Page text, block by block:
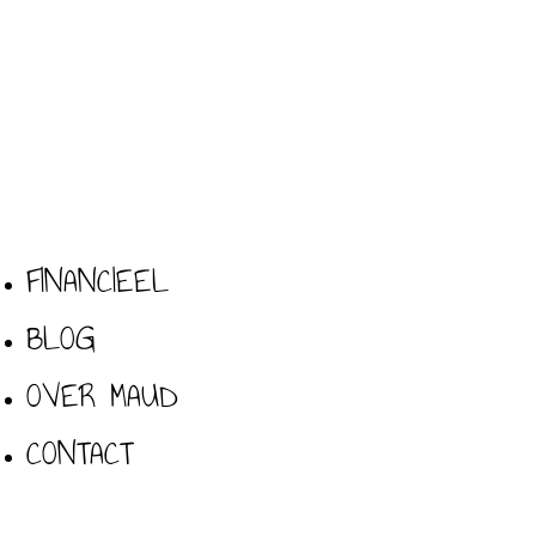
FINANCIEEL
BLOG
OVER MAUD
CONTACT